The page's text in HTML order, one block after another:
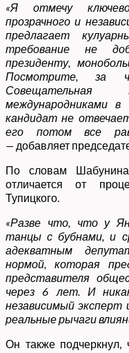
«Я отмечу
прозрачного и
предлагает
требование не
президенту,
Посмотрите, за
международниками
кандидат не
его потом все
— добавляет
По словам
отличается от
Тупицкого.
«Разве что, что у
танцы с бубнами, и
адекватным
нормой, которая
представителя
через 6 лет. И
независимый эксперт
реальные рычаги
Он также подчеркнул,